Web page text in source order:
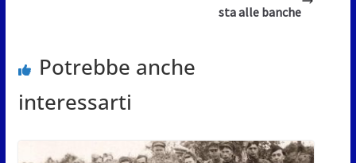
sta alle banche
Potrebbe anche
interessarti